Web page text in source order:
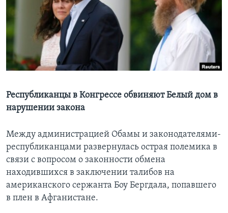
Learning English
СОЦИАЛЬНЫЕ СЕТИ
Языки
Республиканцы в Конгрессе обвиняют Белый дом в
нарушении закона
Между администрацией Обамы и законодателями-
республиканцами развернулась острая полемика в
связи с вопросом о законности обмена
находившихся в заключении талибов на
американского сержанта Боу Бергдала, попавшего
в плен в Афганистане.